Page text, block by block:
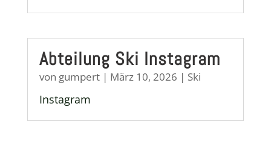
Abteilung Ski Instagram
von gumpert| März 10, 2026 | Ski
Instagram